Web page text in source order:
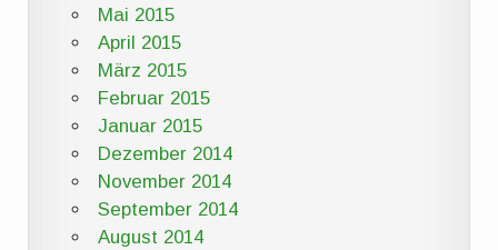
Mai 2015
April 2015
März 2015
Februar 2015
Januar 2015
Dezember 2014
November 2014
September 2014
August 2014